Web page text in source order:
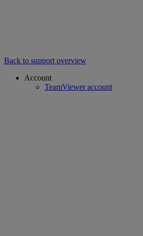
Back to support overview
Account
TeamViewer account